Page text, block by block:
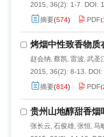
2015, 36(2): 1-7.
DOI:
摘要(574) PDF(
烤烟中性致香物质
赵会纳, 蔡凯, 雷波, 武圣
2015, 36(2): 8-13.
DOI:
摘要(814) PDF(
贵州山地醇甜香烟
张长云, 石俊雄, 张恒, 马